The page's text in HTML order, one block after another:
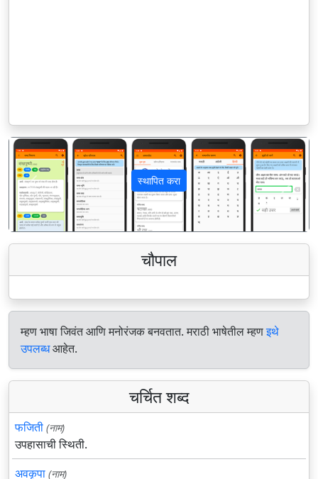
स्थापित करा
पिछला अगला
चौपाल
म्हण भाषा जिवंत आणि मनोरंजक बनवतात. मराठी भाषेतील म्हणइथे
उपलब्धआहेत.
चर्चित शब्द
फजिती (नाम)
उपहासाची स्थिती.
अवकृपा (नाम)